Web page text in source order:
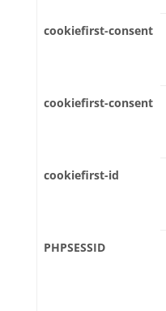
cookiefirst-consent
cookiefirst-consent
cookiefirst-id
PHPSESSID